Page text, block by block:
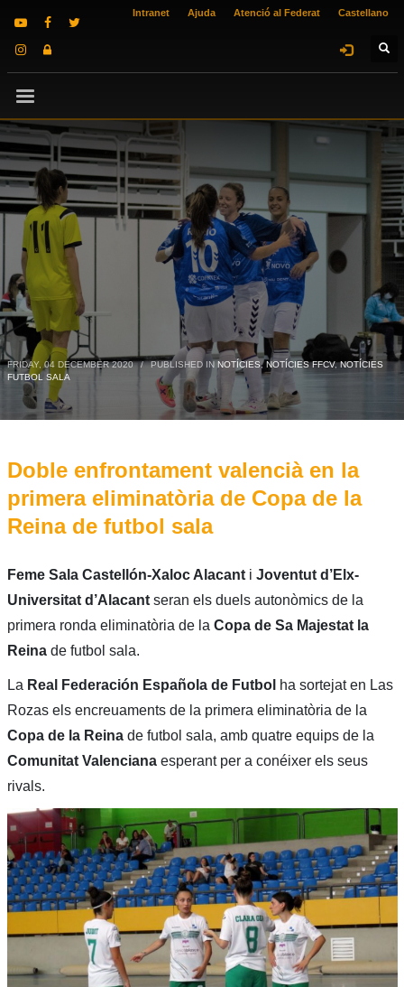
Intranet Ajuda Atenció al Federat Castellano
FRIDAY, 04 DECEMBER 2020 / PUBLISHED IN NOTÍCIES,NOTÍCIES FFCV,NOTÍCIES
FUTBOL SALA
Doble enfrontament valencià en la
primera eliminatòria de Copa de la
Reina de futbol sala
Feme Sala Castellón-Xaloc Alacanti Joventut d’Elx-
Universitat d’Alacantseran els duels autonòmics de la
primera ronda eliminatòria de la Copa de Sa Majestat la
Reina de futbol sala.
La Real Federación Española de Futbol ha sortejat en Las
Rozas els encreuaments de la primera eliminatòria de la
Copa de la Reinade futbol sala, amb quatre equips de la
Comunitat Valenciana esperant per a conéixer els seus
rivals.